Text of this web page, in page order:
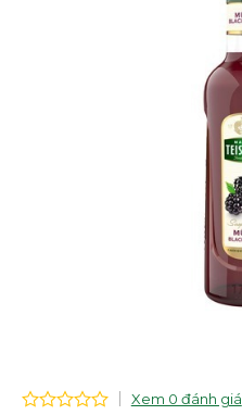
Xem 0 đánh giá